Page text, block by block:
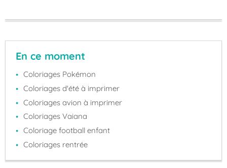
En ce moment
Coloriages Pokémon
Coloriages d'été à imprimer
Coloriages avion à imprimer
Coloriages Vaiana
Coloriage football enfant
Coloriages rentrée